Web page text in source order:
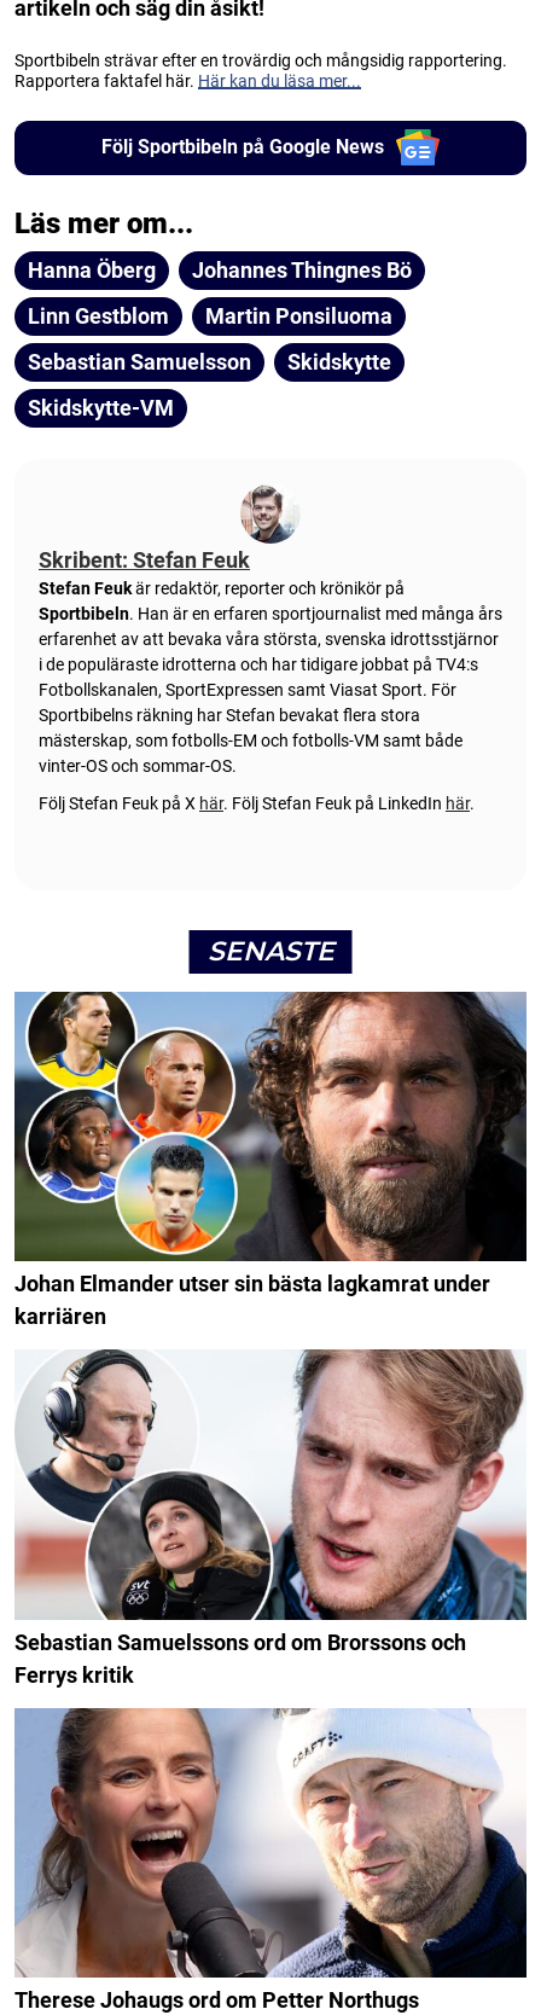
artikeln och säg din åsikt!
Sportbibeln strävar efter en trovärdig och mångsidig rapportering.
Rapportera faktafel här. Här kan du läsa mer...
Följ Sportbibeln på Google News
Läs mer om...
Hanna Öberg
Johannes Thingnes Bö
Linn Gestblom
Martin Ponsiluoma
Sebastian Samuelsson
Skidskytte
Skidskytte-VM
Skribent: Stefan Feuk
Stefan Feukär redaktör, reporter och krönikör på
Sportbibeln. Han är en erfaren sportjournalist med många års
erfarenhet av att bevaka våra största, svenska idrottsstjärnor
i de populäraste idrotterna och har tidigare jobbat på TV4:s
Fotbollskanalen, SportExpressen samt Viasat Sport. För
Sportbibelns räkning har Stefan bevakat flera stora
mästerskap, som fotbolls-EM och fotbolls-VM samt både
vinter-OS och sommar-OS.
Följ Stefan Feuk på X här. Följ Stefan Feuk på LinkedIn här.
SENASTE
Johan Elmander utser sin bästa lagkamrat under
karriären
Sebastian Samuelssons ord om Brorssons och
Ferrys kritik
Therese Johaugs ord om Petter Northugs